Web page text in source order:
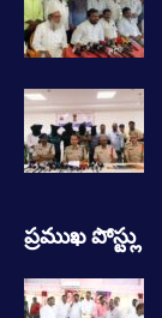
ప్రముఖ పోస్ట్లు